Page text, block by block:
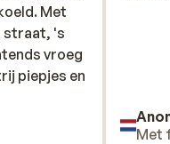
Met
straat, 's
vroeg
piepjes en
Met
straat, 's
vroeg
piepjes en
Met